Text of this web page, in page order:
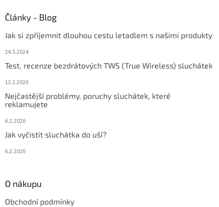
Články - Blog
Jak si zpříjemnit dlouhou cestu letadlem s našimi produkty
24.5.2024
Test, recenze bezdrátových TWS (True Wireless) sluchátek
12.2.2020
Nejčastější problémy, poruchy sluchátek, které
reklamujete
6.2.2020
Jak vyčistit sluchátka do uší?
6.2.2020
O nákupu
Obchodní podmínky